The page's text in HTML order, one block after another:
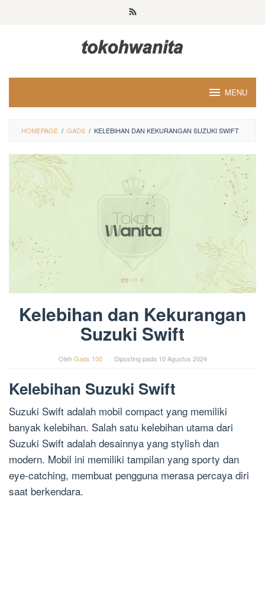
MENU
HOMEPAGE / GADS / KELEBIHAN DAN KEKURANGAN SUZUKI SWIFT
Kelebihan dan Kekurangan
Suzuki Swift
OlehGads 100 Diposting pada 10 Agustus 2024
Kelebihan Suzuki Swift
Suzuki Swift adalah mobil compact yang memiliki
banyak kelebihan. Salah satu kelebihan utama dari
Suzuki Swift adalah desainnya yang stylish dan
modern. Mobil ini memiliki tampilan yang sporty dan
eye-catching, membuat pengguna merasa percaya diri
saat berkendara.